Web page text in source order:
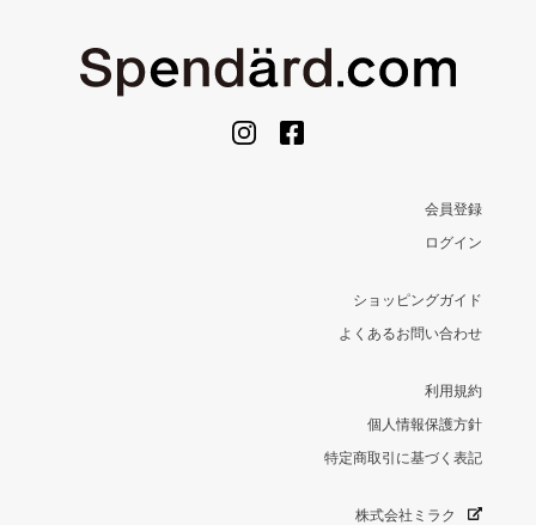
会員登録
ログイン
ショッピングガイド
よくあるお問い合わせ
利用規約
個人情報保護方針
特定商取引に基づく表記
株式会社ミラク